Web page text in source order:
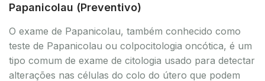
Papanicolau (Preventivo)
O exame de Papanicolau, também conhecido como
teste de Papanicolau ou colpocitologia oncótica, é um
tipo comum de exame de citologia usado para detectar
alterações nas células do colo do útero que podem